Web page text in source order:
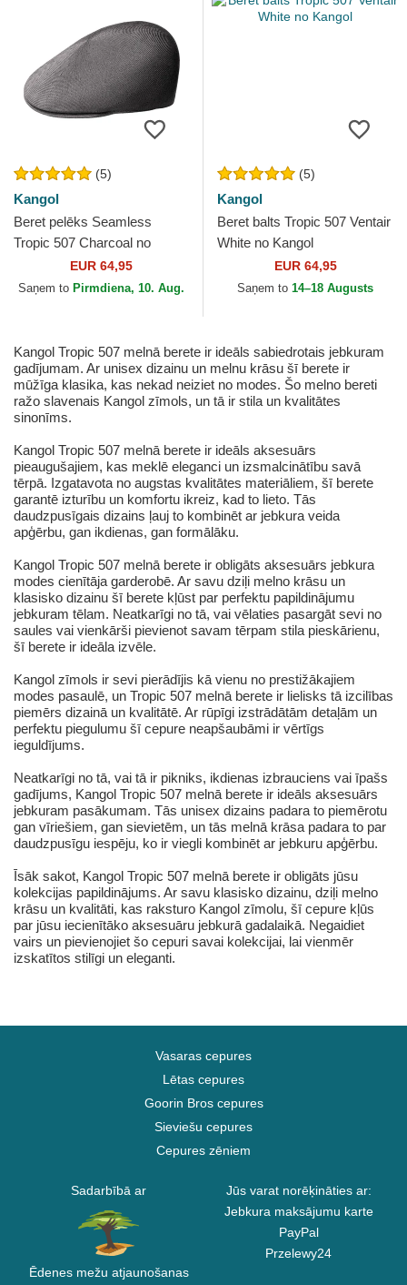
(5)
Kangol
Beret pelēks Seamless
Tropic 507 Charcoal no
EUR 64,95
Saņem to Pirmdiena, 10. Aug.
(5)
Kangol
Beret balts Tropic 507 Ventair
White no Kangol
EUR 64,95
Saņem to 14–18 Augusts
Kangol Tropic 507 melnā berete ir ideāls sabiedrotais jebkuram
gadījumam. Ar unisex dizainu un melnu krāsu šī berete ir
mūžīga klasika, kas nekad neiziet no modes. Šo melno bereti
ražo slavenais Kangol zīmols, un tā ir stila un kvalitātes
sinonīms.
Kangol Tropic 507 melnā berete ir ideāls aksesuārs
pieaugušajiem, kas meklē eleganci un izsmalcinātību savā
tērpā. Izgatavota no augstas kvalitātes materiāliem, šī berete
garantē izturību un komfortu ikreiz, kad to lieto. Tās
daudzpusīgais dizains ļauj to kombinēt ar jebkura veida
apģērbu, gan ikdienas, gan formālāku.
Kangol Tropic 507 melnā berete ir obligāts aksesuārs jebkura
modes cienītāja garderobē. Ar savu dziļi melno krāsu un
klasisko dizainu šī berete kļūst par perfektu papildinājumu
jebkuram tēlam. Neatkarīgi no tā, vai vēlaties pasargāt sevi no
saules vai vienkārši pievienot savam tērpam stila pieskārienu,
šī berete ir ideāla izvēle.
Kangol zīmols ir sevi pierādījis kā vienu no prestižākajiem
modes pasaulē, un Tropic 507 melnā berete ir lielisks tā izcilības
piemērs dizainā un kvalitātē. Ar rūpīgi izstrādātām detaļām un
perfektu piegulumu šī cepure neapšaubāmi ir vērtīgs
ieguldījums.
Neatkarīgi no tā, vai tā ir pikniks, ikdienas izbrauciens vai īpašs
gadījums, Kangol Tropic 507 melnā berete ir ideāls aksesuārs
jebkuram pasākumam. Tās unisex dizains padara to piemērotu
gan vīriešiem, gan sievietēm, un tās melnā krāsa padara to par
daudzpusīgu iespēju, ko ir viegli kombinēt ar jebkuru apģērbu.
Īsāk sakot, Kangol Tropic 507 melnā berete ir obligāts jūsu
kolekcijas papildinājums. Ar savu klasisko dizainu, dziļi melno
krāsu un kvalitāti, kas raksturo Kangol zīmolu, šī cepure kļūs
par jūsu iecienītāko aksesuāru jebkurā gadalaikā. Negaidiet
vairs un pievienojiet šo cepuri savai kolekcijai, lai vienmēr
izskatītos stilīgi un eleganti.
Vasaras cepures
Lētas cepures
Goorin Bros cepures
Sieviešu cepures
Cepures zēniem
Sadarbībā ar
Ēdenes mežu atjaunošanas
Jūs varat norēķināties ar:
Jebkura maksājumu karte
PayPal
Przelewy24